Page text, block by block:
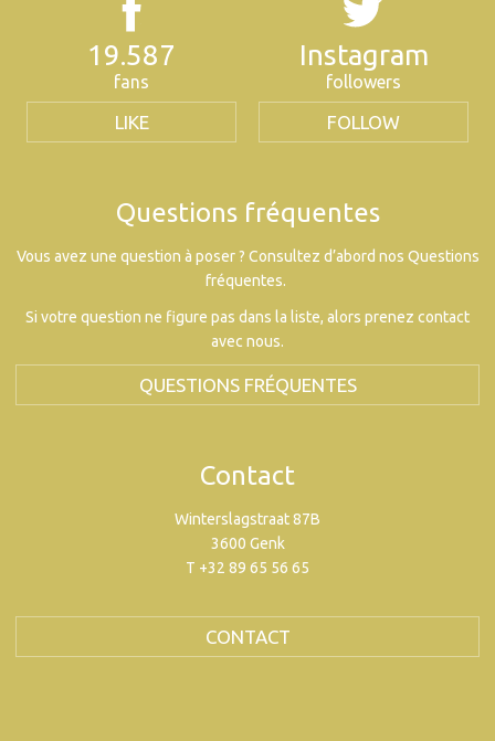
19.587
fans
LIKE
Instagram
followers
FOLLOW
Questions fréquentes
Vous avez une question à poser ? Consultez d’abord nos Questions
fréquentes.
Si votre question ne figure pas dans la liste, alors prenez contact
avec nous.
QUESTIONS FRÉQUENTES
Contact
Winterslagstraat 87B
3600 Genk
T +32 89 65 56 65
CONTACT